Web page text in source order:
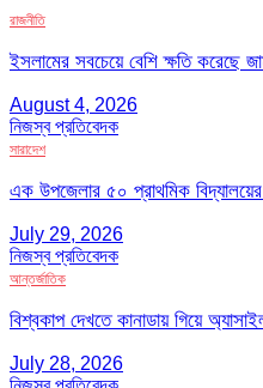
রাজনীতি
ইসলামের সবচেয়ে বেশি ক্ষতি করেছে
August 4, 2026
নিজস্ব প্রতিবেদক
সারাদেশ
এক উপজেলার ৫০ প্রাথমিক
July 29, 2026
নিজস্ব প্রতিবেদক
আন্তর্জাতিক
বিশ্বকাপ দেখতে কানাডায় গিয়ে
July 28, 2026